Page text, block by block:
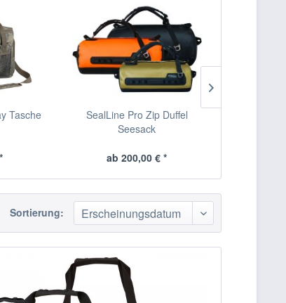
Tasche
SealLine Pro Zip Duffel
Seesack
ab 200,00 € *
Sortierung: